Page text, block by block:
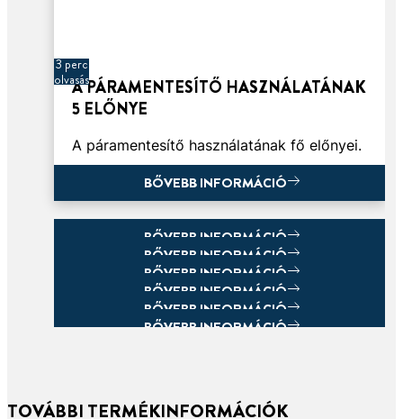
3 perc
olvasásA PÁRAMENTESÍTŐ HASZNÁLATÁNAK
5 ELŐNYE
A páramentesítő használatának fő előnyei.
BŐVEBB INFORMÁCIÓ
BŐVEBB INFORMÁCIÓ
BŐVEBB INFORMÁCIÓ
BŐVEBB INFORMÁCIÓ
BŐVEBB INFORMÁCIÓ
BŐVEBB INFORMÁCIÓ
BŐVEBB INFORMÁCIÓ
TOVÁBBI TERMÉKINFORMÁCIÓK